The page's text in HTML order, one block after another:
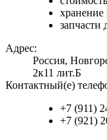
запчасти
Адрес:
Россия,
2к11 лит.Б
Контактный(е)
+7 (911)
+7 (921)